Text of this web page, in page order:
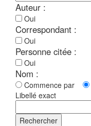
Auteur :
Oui
Correspondant :
Oui
Personne citée :
Oui
Nom :
Commence par
Libellé exact
Rechercher